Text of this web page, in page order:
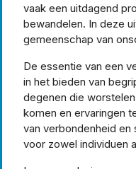
vaak een uitdagend
bewandelen. In deze
gemeenschap van
De essentie van een
in het bieden van
degenen die
komen en ervaringen
van verbondenheid en
voor zowel individuen